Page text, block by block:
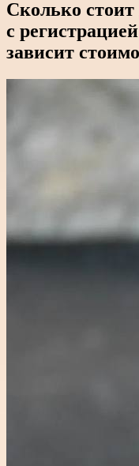
Сколько
с
зависит